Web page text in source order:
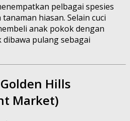
pelbagai spesies
hiasan. Selain cuci
anak pokok dengan
pulang sebagai
Hills
Market)